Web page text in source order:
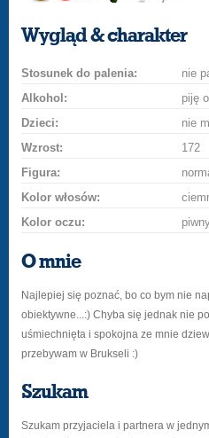
uśmiech
buziakasamochodem
szampana
drinka
różę
Wygląd & charakter
Stosunek do palenia:
nie
Alkohol:
piję
Dzieci:
nie
Wzrost:
172
Figura:
Kolor włosów:
Kolor oczu:
O mnie
Najlepiej się poznać, bo co bym nie
obiektywne...:) Chyba się jednak nie
uśmiechnięta i spokojna ze mnie
przebywam w Brukseli :)
Szukam
Szukam przyjaciela i partnera w